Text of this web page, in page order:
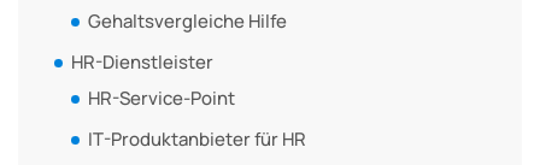
Gehaltsvergleiche Hilfe
HR-Dienstleister
HR-Service-Point
IT-Produktanbieter für HR